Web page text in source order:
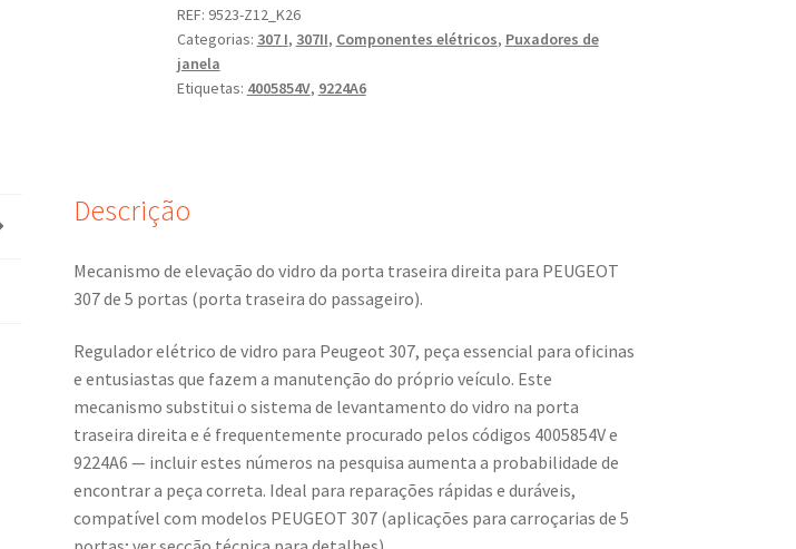
elevação
do
vidro
Peugeot
REF: 9523-Z12_K26
Categorias: 307 I, 307II, Componentes elétricos, Puxadores de
janela
Etiquetas: 4005854V, 9224A6
Descrição
Mecanismo de elevação do vidro da porta traseira direita para PEUGEOT
307 de 5 portas (porta traseira do passageiro).
Regulador elétrico de vidro para Peugeot 307, peça essencial para oficinas
e entusiastas que fazem a manutenção do próprio veículo. Este
mecanismo substitui o sistema de levantamento do vidro na porta
traseira direita e é frequentemente procurado pelos códigos 4005854V e
9224A6 — incluir estes números na pesquisa aumenta a probabilidade de
encontrar a peça correta. Ideal para reparações rápidas e duráveis,
compatível com modelos PEUGEOT 307 (aplicações para carroçarias de 5